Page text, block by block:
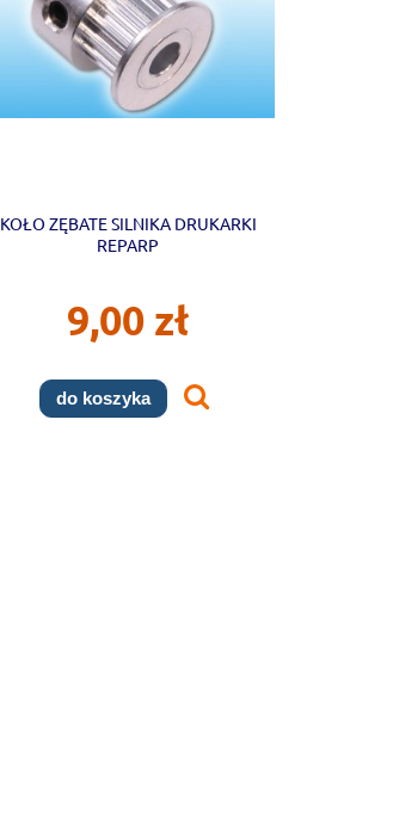
KOŁO ZĘBATE SILNIKA DRUKARKI
REPARP
9,00 zł
do koszyka